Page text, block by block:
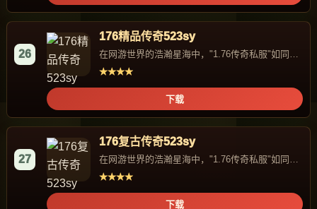
26
176精品传奇523sy
在网游世界的浩瀚星海中，"1.76传奇私服"如同一
颗独特的星辰，...
★★★★
下载
27
176复古传奇523sy
在网游世界的浩瀚星海中，"1.76传奇私服"如同一
颗独特的星辰，...
★★★★
下载